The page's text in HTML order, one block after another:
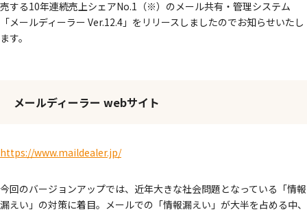
売する10年連続売上シェアNo.1（※）のメール共有・管理システム
「メールディーラー Ver.12.4」をリリースしましたのでお知らせいたし
ます。
メールディーラー webサイト
https://www.maildealer.jp/
今回のバージョンアップでは、近年大きな社会問題となっている「情報
漏えい」の対策に着目。メールでの「情報漏えい」が大半を占める中、